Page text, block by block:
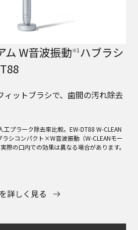
ム W音波振動※1 ハブラシ
ィットブラシで、歯間の汚れ除去
プラーク除去率比較。EW-DT88 W-CLEAN
シコンパクト×W音波振動（W-CLEANモー
際の口内での効果は異なる場合があります。
詳しく見る